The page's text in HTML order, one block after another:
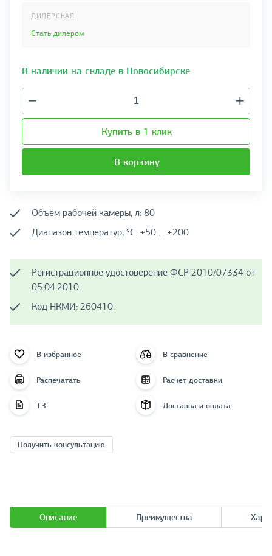
ДИЛЕРСКАЯ
Стать дилером
В наличии на складе в Новосибирске
Купить в 1 клик
В корзину
Объём рабочей камеры, л: 80
Диапазон температур, °C: +50 … +200
Регистрационное удостоверение ФСР 2010/07334 от
05.04.2010.
Код НКМИ: 260410.
В избранное В сравнение
Распечатать Расчёт доставки
ТЗ Доставка и оплата
Получить консультацию
Описание Преимущества